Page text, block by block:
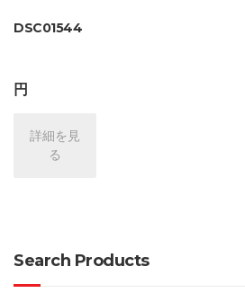
DSC01544
円
詳細を見
る
Search Products